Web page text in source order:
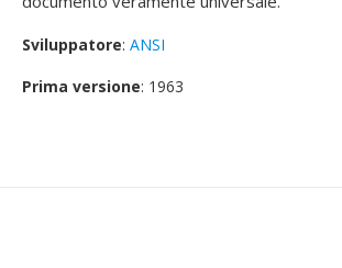
Sviluppatore: ANSI
Prima versione: 1963